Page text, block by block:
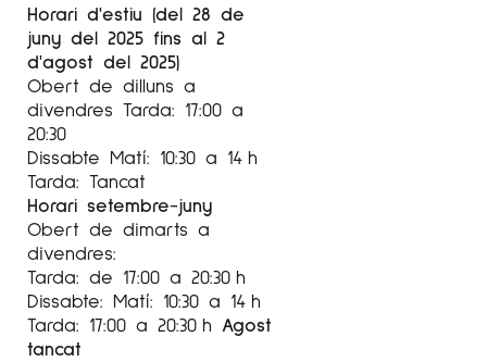
Horari d'estiu (del 28 de
juny del 2025 fins al 2
d'agost del 2025)
Obert de dilluns a
divendres Tarda: 17:00 a
20:30
Dissabte Matí: 10:30 a 14 h
Tarda: Tancat
Horari setembre-juny
Obert de dimarts a
divendres:
Tarda: de 17:00 a 20:30 h
Dissabte: Matí: 10:30 a 14 h
Tarda: 17:00 a 20:30 h Agost
tancat